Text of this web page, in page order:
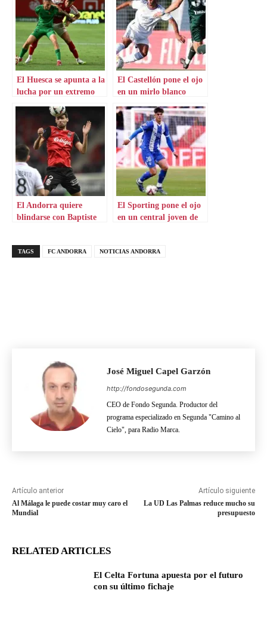
El Huesca se apunta a la
lucha por un extremo
El Castellón pone el ojo
en un mirlo blanco
El Andorra quiere
blindarse con Baptiste
El Sporting pone el ojo
en un central joven de
TAGS FC ANDORRA NOTICIAS ANDORRA
José Miguel Capel Garzón
http://fondosegunda.com
CEO de Fondo Segunda. Productor del
programa especializado en Segunda "Camino al
Cielo", para Radio Marca.
Artículo anterior
Al Málaga le puede costar muy caro el
Mundial
Artículo siguiente
La UD Las Palmas reduce mucho su
presupuesto
RELATED ARTICLES
El Celta Fortuna apuesta por el futuro
con su último fichaje